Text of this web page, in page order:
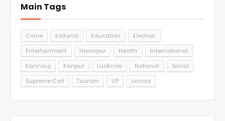
Main Tags
Crime Editorial Education
Election
Entertainment
Hamirpur Health
International
Kannauj
Kanpur Lucknow National
Social
Supreme Cort
Tourism UP unnao